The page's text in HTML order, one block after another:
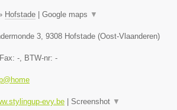
Hofstade Google maps ▼
3, 9308 Hofstade (Oost-Vlaanderen)
-, BTW-nr: -
evy.be Screenshot ▼